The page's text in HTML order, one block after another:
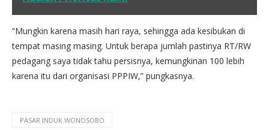
“Mungkin karena masih hari raya, sehingga ada kesibukan di
tempat masing masing. Untuk berapa jumlah pastinya RT/RW
pedagang saya tidak tahu persisnya, kemungkinan 100 lebih
karena itu dari organisasi PPPIW,” pungkasnya.
PASAR INDUK WONOSOBO